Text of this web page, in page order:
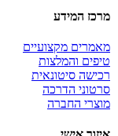
מרכז המידע
מאמרים מקצועיים
טיפים והמלצות
רכישה סיטונאית
סרטוני הדרכה
מוצרי החברה